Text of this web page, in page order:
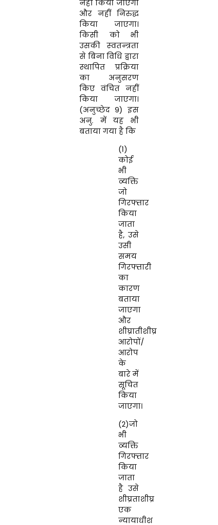
नहीं किया जाएगा
और नहीं निरुद्ध
किया जाएगा।
किसी को भी
उसकी स्‍वतन्‍त्रता
से बिना विधि द्वारा
स्‍थापित प्रक्रिया
का अनुसरण
किए वंचित नहीं
किया जाएगा।
(अनुच्छेद 9) इस
अनु. में यह भी
बताया गया है कि
(1)
कोई
भी
व्‍यक्ति
जो
गिरफ्तार
किया
जाता
है,उसे
उसी
समय
गिरफ्तारी
का
कारण
बताया
जाएगा
और
शीघ्रातीशीघ्र
आरोपों/
आरोप
के
बारे में
सूचित
किया
जाएगा।
(2)जो
भी
व्‍यक्ति
गिरफ्तार
किया
जाता
है उसे
शीघ्रताशीघ्र
एक
न्‍यायाधीश